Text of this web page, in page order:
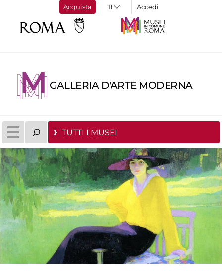
Acquista Accedi
GALLERIA D'ARTE MODERNA
TUTTI I MUSEI